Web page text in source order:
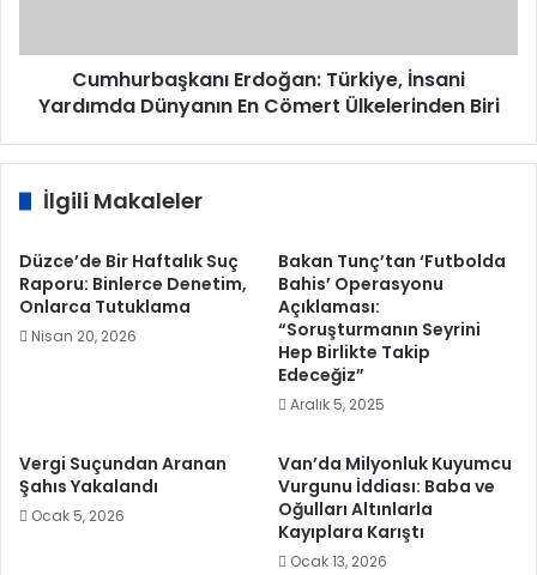
Ülkelerinden
Cumhurbaşkanı Erdoğan: Türkiye, İnsani
Yardımda Dünyanın En Cömert Ülkelerinden Biri
İlgili Makaleler
Düzce’de Bir Haftalık Suç
Raporu: Binlerce Denetim,
Onlarca Tutuklama
Nisan 20, 2026
Bakan Tunç’tan ‘Futbolda
Bahis’ Operasyonu
Açıklaması:
“Soruşturmanın Seyrini
Hep Birlikte Takip
Edeceğiz”
Aralık 5, 2025
Vergi Suçundan Aranan
Şahıs Yakalandı
Ocak 5, 2026
Van’da Milyonluk Kuyumcu
Vurgunu İddiası: Baba ve
Oğulları Altınlarla
Kayıplara Karıştı
Ocak 13, 2026